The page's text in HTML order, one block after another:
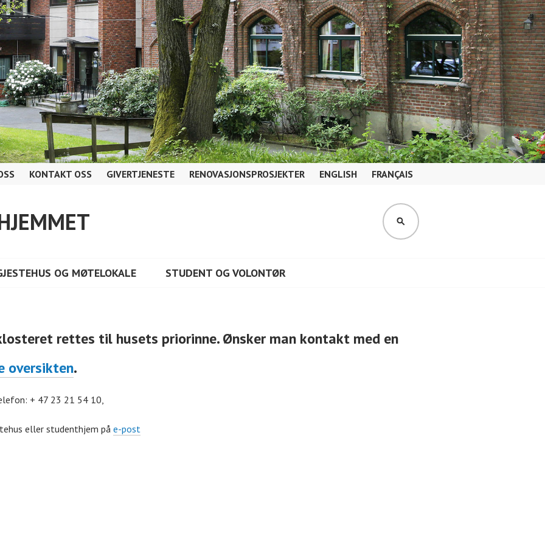
KONTAKT OSS GIVERTJENESTE RENOVASJONSPROSJEKTER ENGLISH FRANÇAIS
SØK
OG MØTELOKALE STUDENT OG VOLONTØR
rettes til husets priorinne. Ønsker man kontakt med en
oversikten.
+ 47 23 21 54 10,
eller studenthjem på e-post